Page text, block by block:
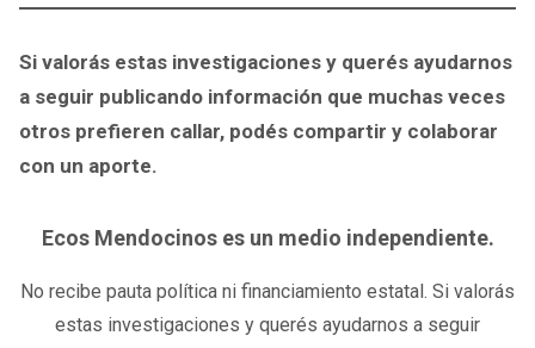
Si valorás estas investigaciones y querés ayudarnos
a seguir publicando información que muchas veces
otros prefieren callar, podés compartir y colaborar
con un aporte.
Ecos Mendocinos es un medio independiente.
No recibe pauta política ni financiamiento estatal. Si valorás
estas investigaciones y querés ayudarnos a seguir